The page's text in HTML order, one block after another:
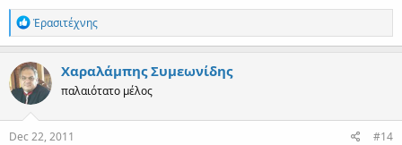
R
e
a
c
t
i
o
n
s
Ἐρασιτέχνης
Χαραλάμπης Συμεωνίδης
παλαιότατο μέλος
Dec 22, 2011 #14